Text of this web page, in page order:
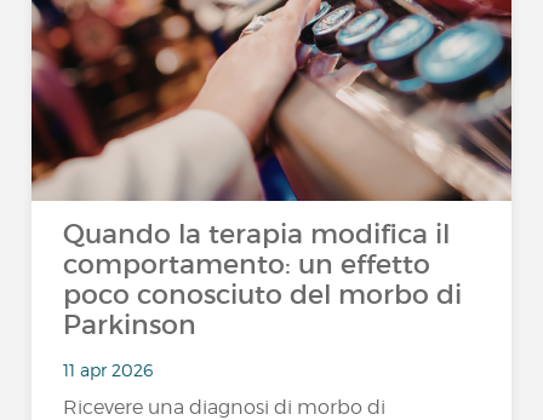
Quando la terapia modifica il
comportamento: un effetto
poco conosciuto del morbo di
Parkinson
11 apr 2026
Ricevere una diagnosi di morbo di